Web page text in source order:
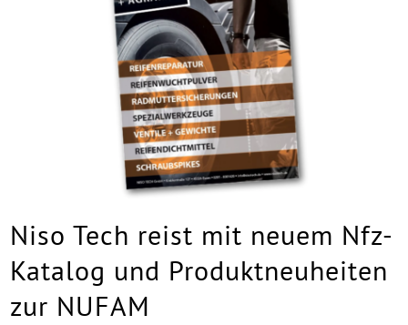
Niso Tech reist mit neuem Nfz-
Katalog und Produktneuheiten
zur NUFAM